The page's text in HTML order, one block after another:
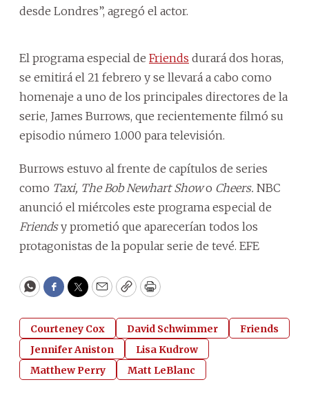
desde Londres”, agregó el actor.
El programa especial de Friends durará dos horas,
se emitirá el 21 febrero y se llevará a cabo como
homenaje a uno de los principales directores de la
serie, James Burrows, que recientemente filmó su
episodio número 1.000 para televisión.
Burrows estuvo al frente de capítulos de series
como Taxi, The Bob Newhart Showo Cheers. NBC
anunció el miércoles este programa especial de
Friendsy prometió que aparecerían todos los
protagonistas de la popular serie de tevé. EFE
WhatsApp
Facebook
Twitter
EmailCopyPrint
Courteney Cox David Schwimmer
Friends
Jennifer Aniston
Lisa Kudrow
Matthew Perry
Matt LeBlanc